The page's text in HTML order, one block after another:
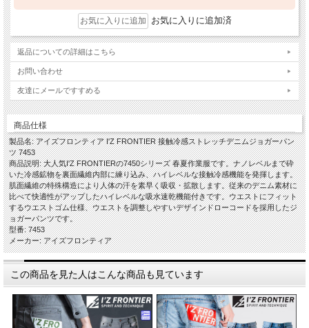
お気に入りに追加済
返品についての詳細はこちら
お問い合わせ
友達にメールですすめる
商品仕様
製品名: アイズフロンティア I'Z FRONTIER 接触冷感ストレッチデニムジョガーパン
ツ 7453
商品説明: 大人気I'Z FRONTIERの7450シリーズ 春夏作業服です。ナノレベルまで砕
いた冷感鉱物を裏面繊維内部に練り込み、ハイレベルな接触冷感機能を発揮します。
肌面繊維の特殊構造により人体の汗を素早く吸収・拡散します。従来のデニム素材に
比べて快適性がアップしたハイレベルな吸水速乾機能付きです。ウエストにフィット
するウエストゴム仕様、ウエストを調整しやすいデザインドローコードを採用したジ
ョガーパンツです。
型番: 7453
メーカー: アイズフロンティア
この商品を見た人はこんな商品も見ています